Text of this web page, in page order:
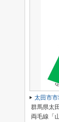
太田市
群馬県太
両毛線「